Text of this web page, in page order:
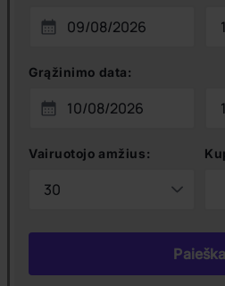
Grąžinimo data:
Vairuotojo amžius:
Paieška